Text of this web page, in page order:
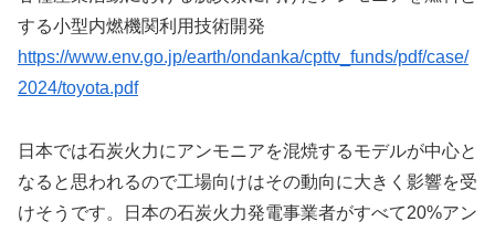
する小型内燃機関利用技術開発
https://www.env.go.jp/earth/ondanka/cpttv_funds/pdf/case/
2024/toyota.pdf
日本では石炭火力にアンモニアを混焼するモデルが中心と
なると思われるので工場向けはその動向に大きく影響を受
けそうです。日本の石炭火力発電事業者がすべて20%アン